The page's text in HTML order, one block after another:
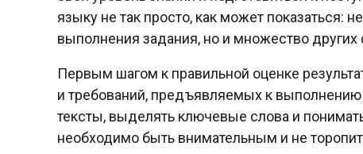
языку не так просто, как может показаться:
выполнения задания, но и множество других
Первым шагом к правильной оценке
и требований, предъявляемых к
тексты, выделять ключевые слова и
необходимо быть внимательным и не